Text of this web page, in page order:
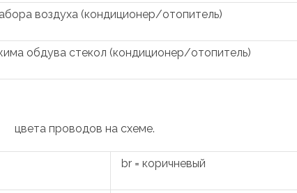
воздуха (кондиционер/отопитель)
обдува стекол (кондиционер/отопитель)
цвета проводов на схеме.
br = коричневый